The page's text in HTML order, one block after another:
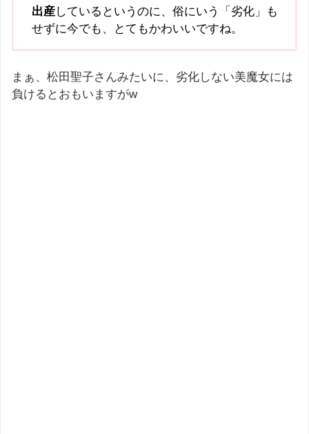
出産しているというのに、俗にいう「劣化」も
せずに今でも、とてもかわいいですね。
まぁ、松田聖子さんみたいに、劣化しない美魔女には
負けるとおもいますがw